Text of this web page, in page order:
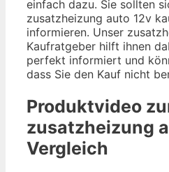
einfach dazu. Sie sollten
zusatzheizung auto 12v
informieren. Unser
Kaufratgeber hilft ihnen
perfekt informiert und
dass Sie den Kauf nicht
Produktvideo
zusatzheizung
Vergleich